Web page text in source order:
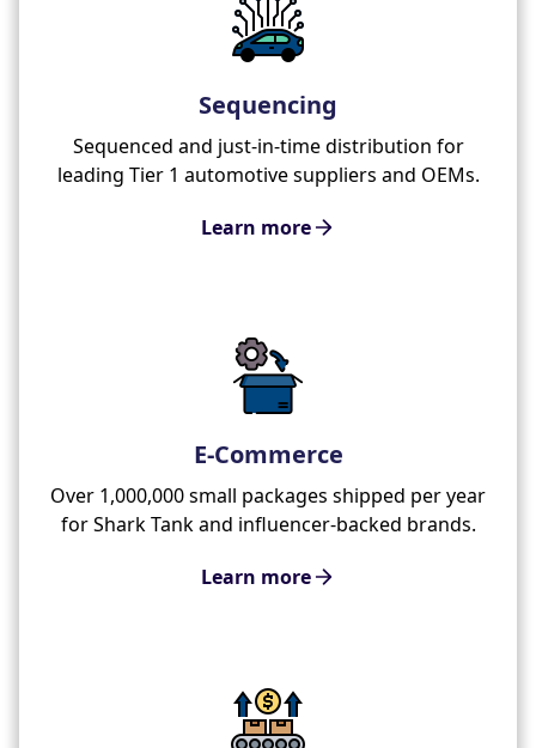
Sequencing
Sequenced and just-in-time distribution for
leading Tier 1 automotive suppliers and OEMs.
Learn more
E-Commerce
Over 1,000,000 small packages shipped per year
for Shark Tank and influencer-backed brands.
Learn more